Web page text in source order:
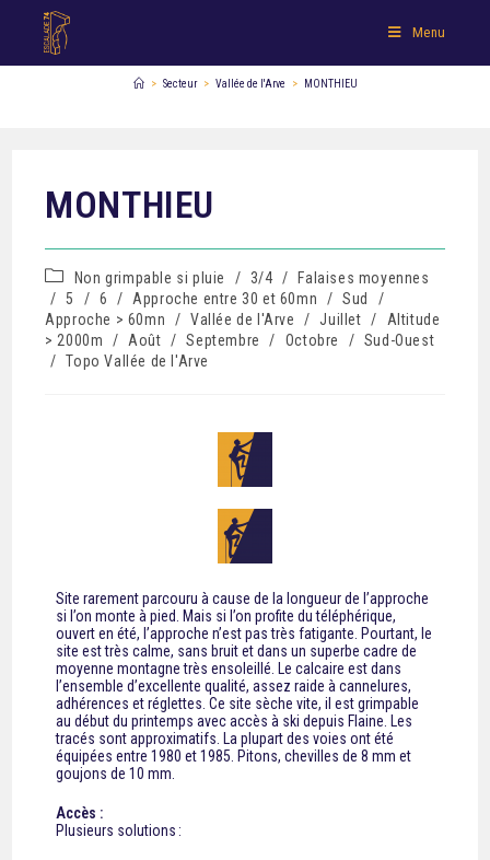
Menu
> Secteur > Vallée de l'Arve > MONTHIEU
MONTHIEU
Non grimpable si pluie / 3/4 /
Falaises moyennes
/ 5 / 6 / Approche entre 30 et 60mn / Sud
/
Approche > 60mn
/ Vallée de l'Arve / Juillet /
Altitude
> 2000m
/ Août / Septembre / Octobre / Sud-Ouest
/ Topo Vallée de l'Arve
Site rarement parcouru à cause de la longueur de l’approche
si l’on monte à pied. Mais si l’on profite du téléphérique,
ouvert en été, l’approche n’est pas très fatigante. Pourtant, le
site est très calme, sans bruit et dans un superbe cadre de
moyenne montagne très ensoleillé. Le calcaire est dans
l’ensemble d’excellente qualité, assez raide à cannelures,
adhérences et réglettes. Ce site sèche vite, il est grimpable
au début du printemps avec accès à ski depuis Flaine. Les
tracés sont approximatifs. La plupart des voies ont été
équipées entre 1980 et 1985. Pitons, chevilles de 8 mm et
goujons de 10 mm.
Accès :
Plusieurs solutions :